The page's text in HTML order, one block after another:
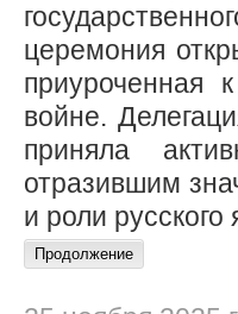
церемония
приуроченная
войне.
приняла
отразившим
и роли